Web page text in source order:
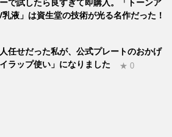
で試したら良すぎて即購入。「トーンア
乳液」は資生堂の技術が光る名作だった！
任せだった私が、公式プレートのおかげ
ラップ使い」になりました
★ 0